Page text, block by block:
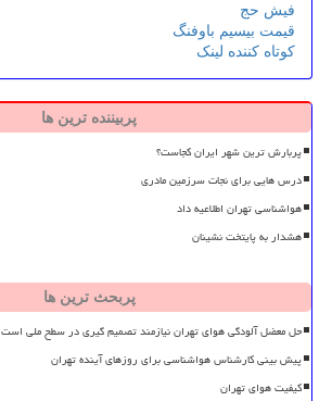
فیش حج
قیمت بیسیم باوفنگ
کوتاه کننده لینک
پربیننده ترین ها
پربارش ترین شهر ایران کجاست؟
درس هایی برای نجات سرزمین مادری
هواشناسی تهران اطلاعیه داد
هشدار به پایتخت نشینان
پربحث ترین ها
حل معضل آلودگی هوای تهران نیازمند تصمیم گیری در سطح ملی است
پیش بینی کارشناس هواشناسی برای روزهای آینده تهران
کیفیت هوای تهران